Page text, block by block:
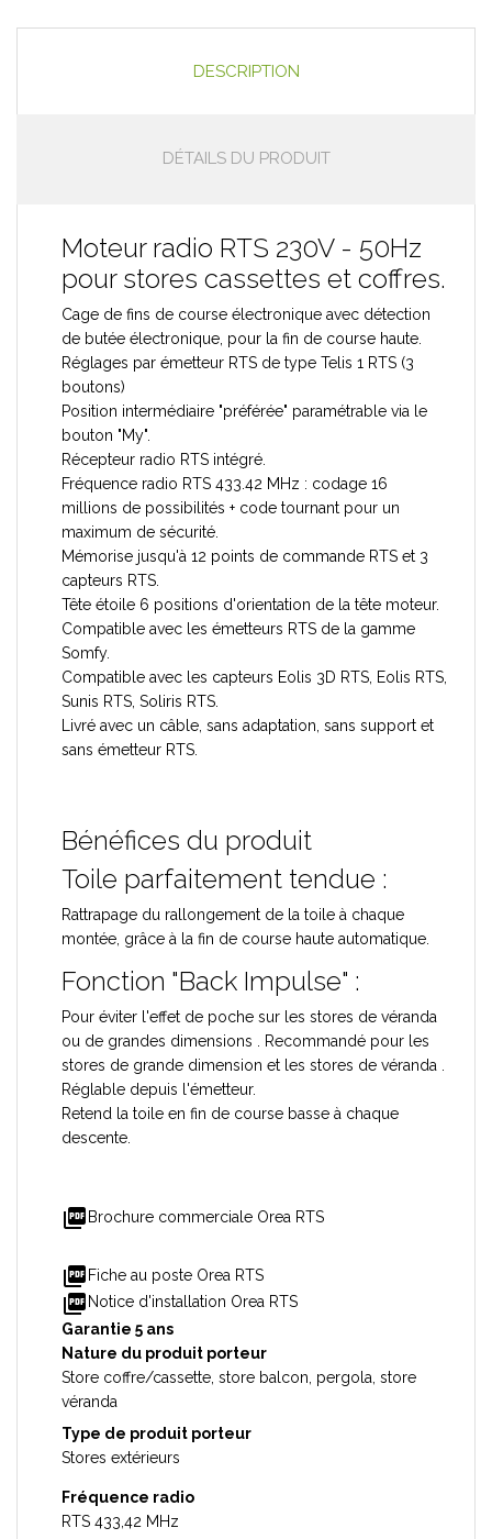
DESCRIPTION
DÉTAILS DU PRODUIT
Moteur radio RTS 230V - 50Hz
pour stores cassettes et coffres.
Cage de fins de course électronique avec détection
de butée électronique, pour la fin de course haute.
Réglages par émetteur RTS de type Telis 1 RTS (3
boutons)
Position intermédiaire "préférée" paramétrable via le
bouton "My".
Récepteur radio RTS intégré.
Fréquence radio RTS 433.42 MHz : codage 16
millions de possibilités + code tournant pour un
maximum de sécurité.
Mémorise jusqu'à 12 points de commande RTS et 3
capteurs RTS.
Tête étoile 6 positions d'orientation de la tête moteur.
Compatible avec les émetteurs RTS de la gamme
Somfy.
Compatible avec les capteurs Eolis 3D RTS, Eolis RTS,
Sunis RTS, Soliris RTS.
Livré avec un câble, sans adaptation, sans support et
sans émetteur RTS.
Bénéfices du produit
Toile parfaitement tendue :
Rattrapage du rallongement de la toile à chaque
montée, grâce à la fin de course haute automatique.
Fonction "Back Impulse" :
Pour éviter l'effet de poche sur les stores de véranda
ou de grandes dimensions . Recommandé pour les
stores de grande dimension et les stores de véranda .
Réglable depuis l'émetteur.
Retend la toile en fin de course basse à chaque
descente.
picture_as_pdf Brochure commerciale Orea RTS
picture_as_pdf Fiche au poste Orea RTS
picture_as_pdf Notice d'installation Orea RTS
Garantie 5 ans
Nature du produit porteur
Store coffre/cassette, store balcon, pergola, store
véranda
Type de produit porteur
Stores extérieurs
Fréquence radio
RTS 433,42 MHz